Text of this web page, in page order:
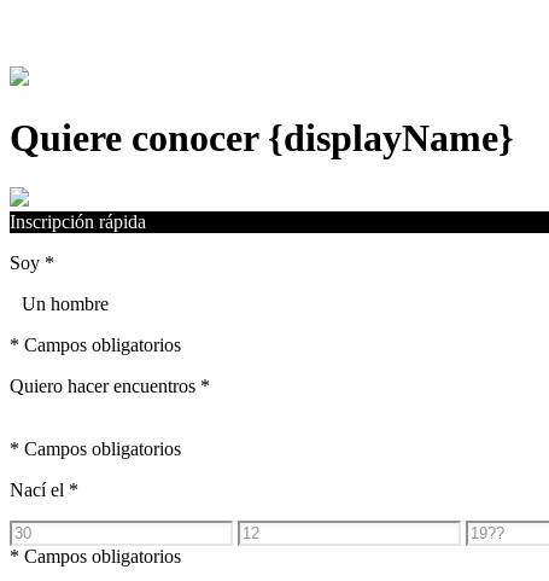
Quiere conocer {displayName}
Inscripción rápida
Soy *
Un hombre
* Campos obligatorios
Quiero hacer encuentros *
* Campos obligatorios
Nací el *
* Campos obligatorios